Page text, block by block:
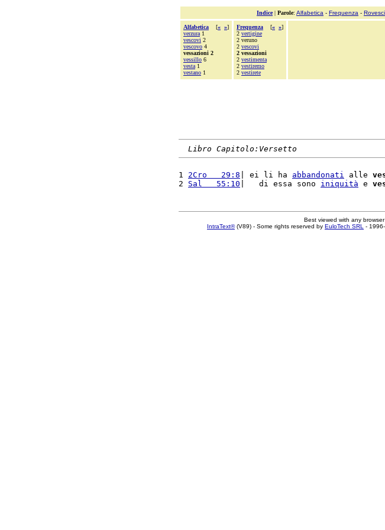
Indice| Parole: Alfabetica - Frequenza -
Alfabetica [« »]
verzura 1
vescovi 2
vescovo 4
vessazioni 2
vessillo 6
vesta 1
vestano 1
Frequenza [« »]
2 vertigine
2 veruno
2 vescovi
2 vessazioni
2 vestimenta
2 vestiremo
2 vestirete
Libro Capitolo:Versetto
1 2Cro   29:8 | ei li ha abbandonati alle
2 Sal   55:10 |   di essa sono iniquità e
Best viewed with any
IntraText®(V89) - Some rights reserved by EuloTech SRL -